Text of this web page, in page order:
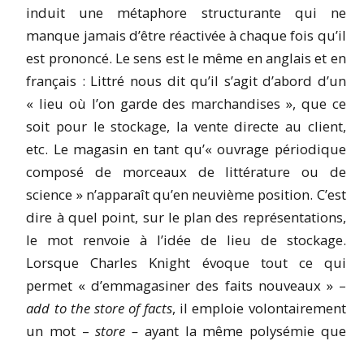
induit une métaphore structurante qui ne
manque jamais d’être réactivée à chaque fois qu’il
est prononcé. Le sens est le même en anglais et en
français : Littré nous dit qu’il s’agit d’abord d’un
« lieu où l’on garde des marchandises », que ce
soit pour le stockage, la vente directe au client,
etc. Le magasin en tant qu’« ouvrage périodique
composé de morceaux de littérature ou de
science » n’apparaît qu’en neuvième position. C’est
dire à quel point, sur le plan des représentations,
le mot renvoie à l’idée de lieu de stockage.
Lorsque Charles Knight évoque tout ce qui
permet « d’emmagasiner des faits nouveaux » –
add to the store of facts, il emploie volontairement
un mot –store – ayant la même polysémie que